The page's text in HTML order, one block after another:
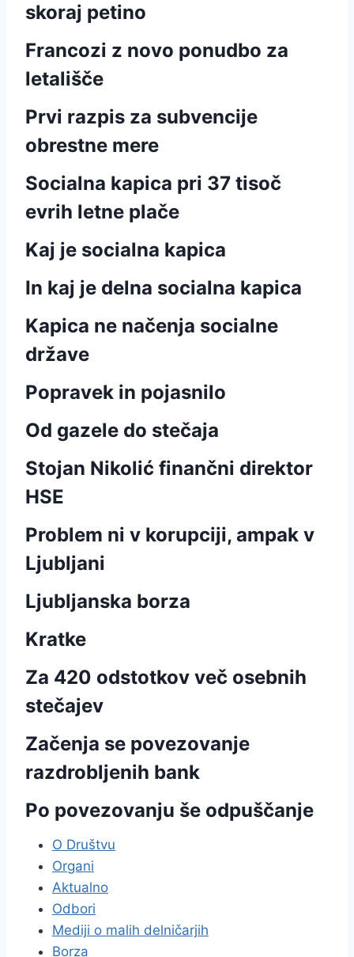
skoraj petino
Francozi z novo ponudbo za
letališče
Prvi razpis za subvencije
obrestne mere
Socialna kapica pri 37 tisoč
evrih letne plače
Kaj je socialna kapica
In kaj je delna socialna kapica
Kapica ne načenja socialne
države
Popravek in pojasnilo
Od gazele do stečaja
Stojan Nikolić finančni direktor
HSE
Problem ni v korupciji, ampak v
Ljubljani
Ljubljanska borza
Kratke
Za 420 odstotkov več osebnih
stečajev
Začenja se povezovanje
razdrobljenih bank
Po povezovanju še odpuščanje
O Društvu
Organi
Aktualno
Odbori
Mediji o malih delničarjih
Borza